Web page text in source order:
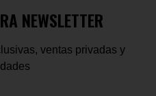
NEWSLETTER
ventas privadas y